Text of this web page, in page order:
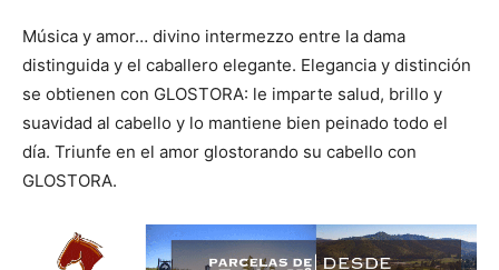
Música y amor… divino intermezzo entre la dama
distinguida y el caballero elegante. Elegancia y distinción
se obtienen con GLOSTORA: le imparte salud, brillo y
suavidad al cabello y lo mantiene bien peinado todo el
día. Triunfe en el amor glostorando su cabello con
GLOSTORA.